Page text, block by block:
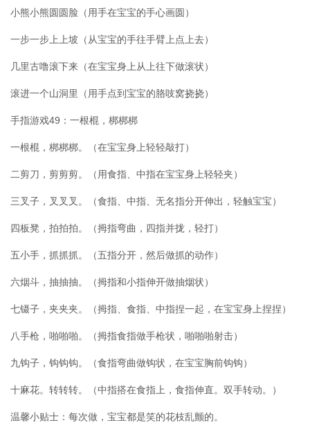
小熊小熊圆圆脸（用手在宝宝的手心画圆）
一步一步上上坡（从宝宝的手往手臂上点上去）
几里古噜滚下来（在宝宝身上从上往下做滚状）
滚进一个山洞里（用手点到宝宝的胳吱窝挠挠）
手指游戏49：一根棍，梆梆梆
一根棍，梆梆梆。（在宝宝身上轻轻敲打）
二剪刀，剪剪剪。（用食指、中指在宝宝身上轻轻夹）
三叉子，叉叉叉。（食指、中指、无名指分开伸出，轻触宝宝）
四板凳，拍拍拍。（拇指弯曲，四指并拢，轻打）
五小手，抓抓抓。（五指分开，然后做抓的动作）
六烟斗，抽抽抽。（拇指和小指伸开做抽烟状）
七镊子，夹夹夹。（拇指、食指、中指捏一起，在宝宝身上捏捏）
八手枪，啪啪啪。（拇指食指做手枪状，啪啪啪射击）
九钩子，钩钩钩。（食指弯曲做钩状，在宝宝胸前钩钩）
十麻花。转转转。（中指搭在食指上，食指伸直。双手转动。）
温馨小贴士：每次做，宝宝都是笑的花枝乱颤的。